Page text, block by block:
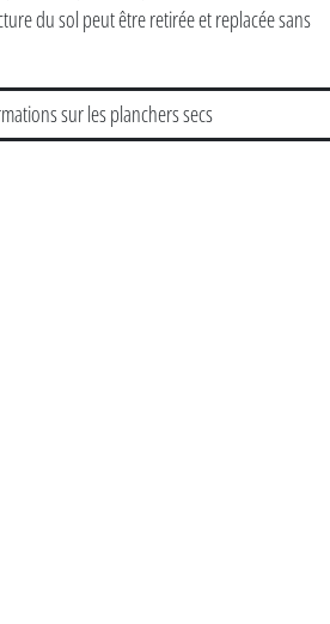
du sol peut être retirée et replacée sans
sur les planchers secs